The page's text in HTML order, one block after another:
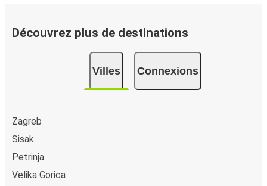
Vous pouvez effectuer votre réservation sur ce site Web
ou sur l'application FlixBus : c’est facile et rapide !
Lorsque vous achetez en ligne votre billet de bus pour un
trajet depuis ou vers Donja Budičina, vous pouvez choisir
entre différents modes de paiement sécurisés : carte
bancaire, PayPal, Google Pay ou encore Apple Pay. Vous
vente ou lorsque vous montez à bord du bus).
Découvrez plus de destinations
Villes Connexions
Zagreb
Sisak
Petrinja
Velika Gorica